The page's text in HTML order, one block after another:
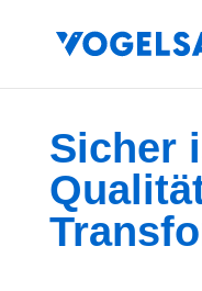
Sicher